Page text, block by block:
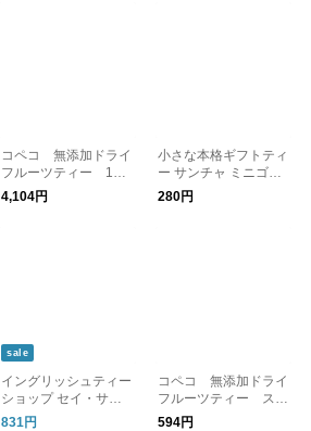
コペコ 無添加ドライ
フルーツティー 10
個セット／COPECO
4,104円
小さな本格ギフトティ
ー サンチャ ミニゴー
ルデンパッグティー
280円
sale
イングリッシュティー
ショップ セイ・サム
シング ウィズ・ティ
831円
コペコ 無添加ドライ
フルーツティー スペ
シャルティー ／COPE
594円